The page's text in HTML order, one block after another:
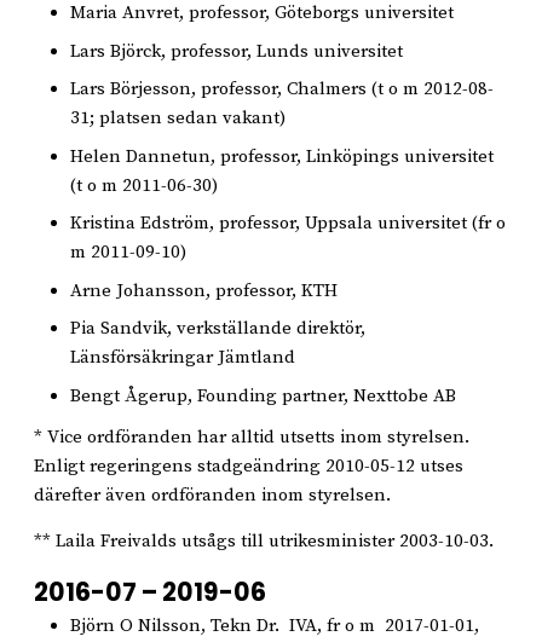
Maria Anvret, professor, Göteborgs universitet
Lars Björck, professor, Lunds universitet
Lars Börjesson, professor, Chalmers (t o m 2012-08-
31; platsen sedan vakant)
Helen Dannetun, professor, Linköpings universitet
(t o m 2011-06-30)
Kristina Edström, professor, Uppsala universitet (fr o
m 2011-09-10)
Arne Johansson, professor, KTH
Pia Sandvik, verkställande direktör,
Länsförsäkringar Jämtland
Bengt Ågerup, Founding partner, Nexttobe AB
* Vice ordföranden har alltid utsetts inom styrelsen.
Enligt regeringens stadgeändring 2010-05-12 utses
därefter även ordföranden inom styrelsen.
** Laila Freivalds utsågs till utrikesminister 2003-10-03.
2016-07 – 2019-06
Björn O Nilsson, Tekn Dr. IVA, fr o m 2017-01-01,